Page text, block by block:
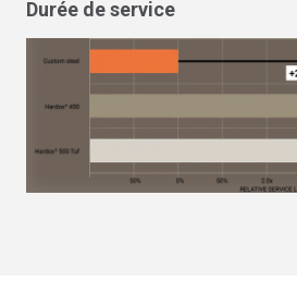
Durée de service